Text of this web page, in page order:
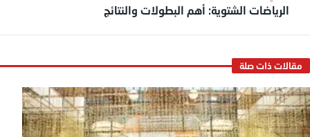
الرياضات الشتوية: أهم البطولات والنتائج